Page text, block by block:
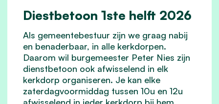
Diestbetoon 1ste helft 2026
Als gemeentebestuur zijn we graag nabij
en benaderbaar, in alle kerkdorpen.
Daarom wil burgemeester Peter Nies zijn
dienstbetoon ook afwisselend in elk
kerkdorp organiseren. Je kan elke
zaterdagvoormiddag tussen 10u en 12u